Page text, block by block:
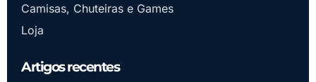
Camisas, Chuteiras e Games
Loja
Artigos recentes